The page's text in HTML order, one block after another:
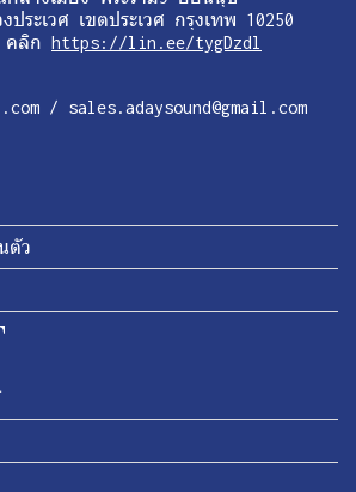
ประเวศ เขตประเวศ กรุงเทพ 10250
คลิก https://lin.ee/tygDzdl
/ sales.adaysound@gmail.com
ตัว